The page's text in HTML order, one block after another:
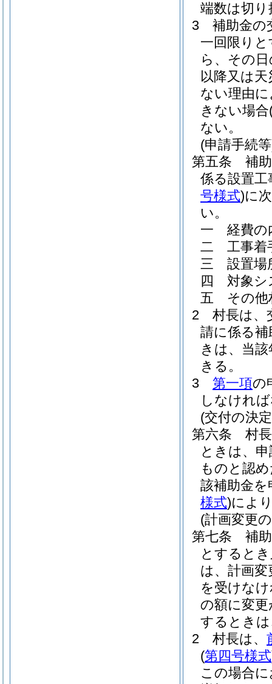
端数は切
3
補助金の
一回限り
ら、その
以降又は
ない理由
きない場合
ない。
(申請手続
第五条
補
係る設置
号様式)に
い。
一
経費の
二
工事着
三
設置場
四
対象
五
その
2
村長は、
請に係る
きは、当
きる。
3
第一項の
しなけれ
(交付の決
第六条
村
ときは、
ものと認
該補助金を
様式)によ
(計画変更
第七条
補
とすると
は、計画変
を受けな
の額に変
するとき
2
村長は、
(第四号様式
この場合